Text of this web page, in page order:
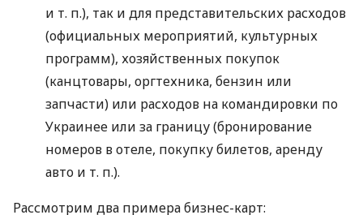
и т. п.), так и для представительских расходов
(официальных мероприятий, культурных
программ), хозяйственных покупок
(канцтовары, оргтехника, бензин или
запчасти) или расходов на командировки по
Украинее или за границу (бронирование
номеров в отеле, покупку билетов, аренду
авто и т. п.).
Рассмотрим два примера бизнес-карт: